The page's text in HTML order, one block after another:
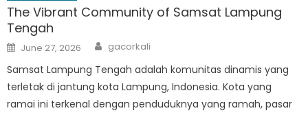
The Vibrant Community of Samsat Lampung
Tengah
Posted
on
June 27, 2026 Author
gacorkali
Samsat Lampung Tengah adalah komunitas dinamis yang
terletak di jantung kota Lampung, Indonesia. Kota yang
ramai ini terkenal dengan penduduknya yang ramah, pasar